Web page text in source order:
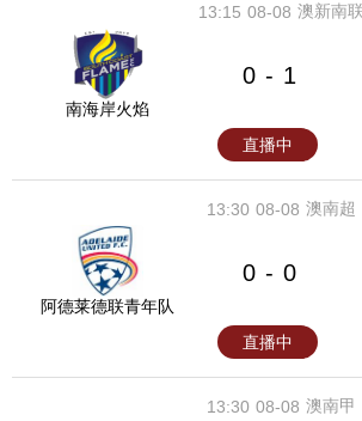
08-08
13:15 澳新南联
南海岸火焰
0 - 1
直播中
08-08
13:30 澳南超
阿德莱德联青年队
0 - 0
直播中
08-08
13:30 澳南甲